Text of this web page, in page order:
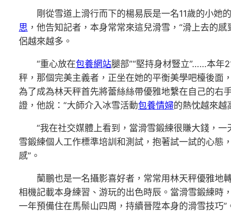
剛從雪道上滑行而下的楊易辰是一名11歲的小她
思 ，他告知記者，本身常常來這兒滑雪，“滑上去的
侶越來越多。
“重心放在包養網站腿部”“堅持身材豎立”……本年
秤，那個完美主義者，正坐在她的平衡美學吧檯後面
為了成為林天秤首先將蕾絲絲帶優雅地繫在自己的右
證，他說：“大師介入冰雪活動包養情婦的熱忱越來越
“我在社交媒體上看到，當滑雪鍛練很賺大錢，
雪鍛練個人工作標準培訓和測試，抱著試一試的心態
感”。
蘭鵬也是一名攝影喜好者，常常用林天秤優雅地
相機記載本身練習、游玩的出色時辰。當滑雪鍛練時
一年預備住在馬鬃山四周，持續晉陞本身的滑雪技巧”